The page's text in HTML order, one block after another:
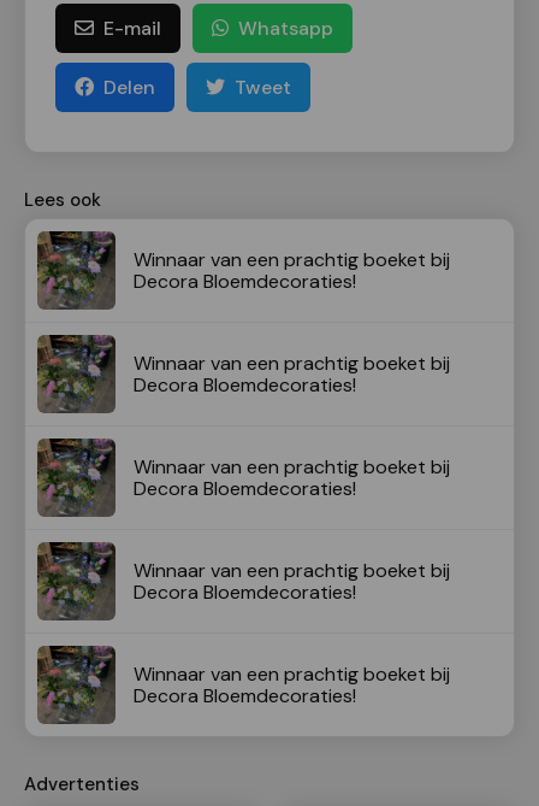
E-mail Whatsapp
Delen Tweet
Lees ook
Winnaar van een prachtig boeket bij
Decora Bloemdecoraties!
Winnaar van een prachtig boeket bij
Decora Bloemdecoraties!
Winnaar van een prachtig boeket bij
Decora Bloemdecoraties!
Winnaar van een prachtig boeket bij
Decora Bloemdecoraties!
Winnaar van een prachtig boeket bij
Decora Bloemdecoraties!
Advertenties